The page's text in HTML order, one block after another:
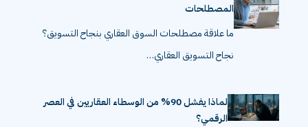
المصطلحات
ما علاقة مصطلحات السوق العقاري بنجاح التسويق؟
نجاح التسويق العقاري…
لماذا يفشل 90% من الوسطاء العقاريين في العصر
الرقمي؟